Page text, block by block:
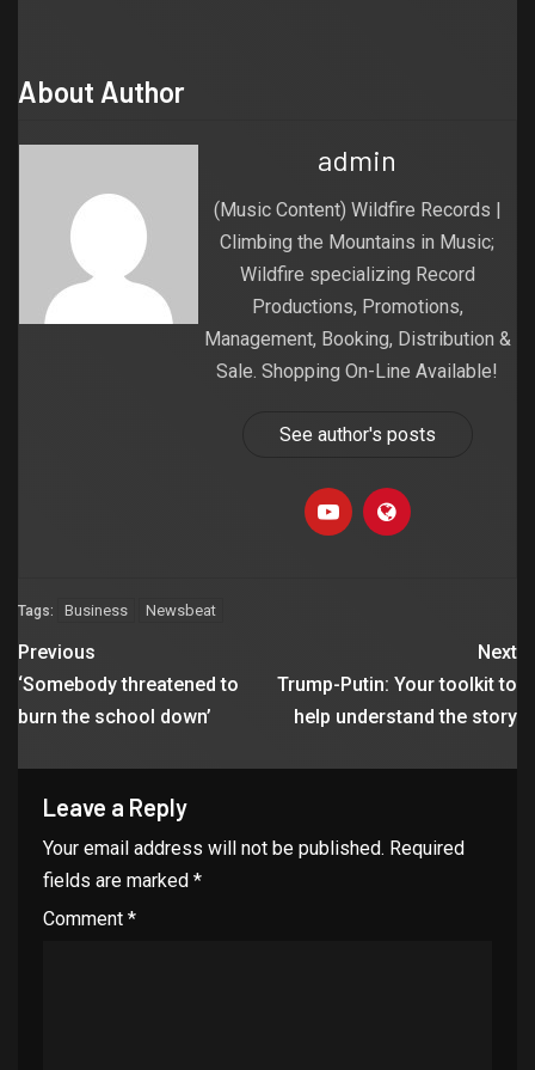
About Author
admin
(Music Content) Wildfire Records |
Climbing the Mountains in Music;
Wildfire specializing Record
Productions, Promotions,
Management, Booking, Distribution &
Sale. Shopping On-Line Available!
See author's posts
Tags: Business Newsbeat
Previous
‘Somebody threatened to
burn the school down’
Next
Trump-Putin: Your toolkit to
help understand the story
Leave a Reply
Your email address will not be published. Required
fields are marked *
Comment *